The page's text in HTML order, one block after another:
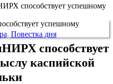
способствует успешному
, Повестка дня
способствует
каспийской